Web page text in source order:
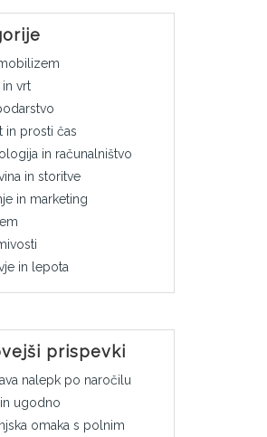
vrt
in prosti čas
in računalništvo
in storitve
in marketing
in lepota
prispevki
nalepk po naročilu
ugodno
omaka s polnim